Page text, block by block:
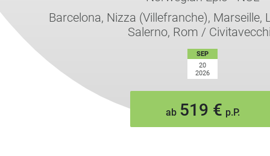
Barcelona, Nizza (Villefranche), Marseille,
Salerno, Rom /
SEP
20
2026
ab 519 € p.P.